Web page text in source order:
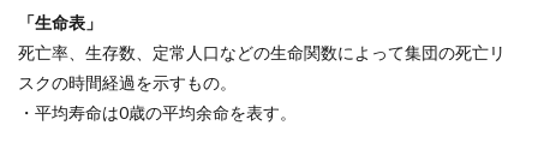
「生命表」
死亡率、生存数、定常人口などの生命関数によって集団の死亡リ
スクの時間経過を示すもの。
・平均寿命は0歳の平均余命を表す。